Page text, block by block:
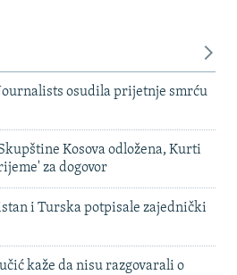
osudila prijetnje smrću
Kosova odložena, Kurti
za dogovor
i Turska potpisale zajednički
kaže da nisu razgovarali o